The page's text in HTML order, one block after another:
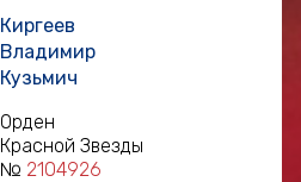
Киргеев
Владимир
Кузьмич
Орден
Красной Звезды
№ 2104926